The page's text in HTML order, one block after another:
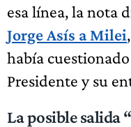
esa línea, la nota
Jorge Asís a Milei
había
Presidente y su
La posible salida